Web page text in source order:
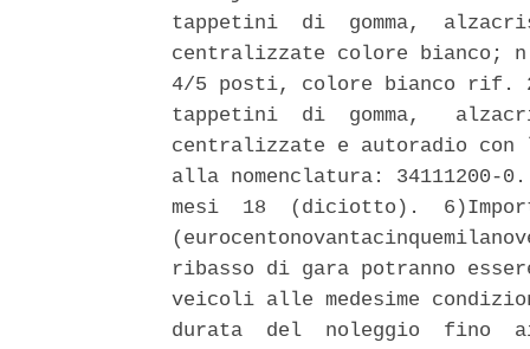
tappetini  di  gomma,
centralizzate colore bianco;
4/5 posti, colore bianco rif.
tappetini  di  gomma,
centralizzate e autoradio
alla nomenclatura:
mesi  18  (diciotto).
ribasso di gara potranno
veicoli alle medesime
durata  del  noleggio  fino